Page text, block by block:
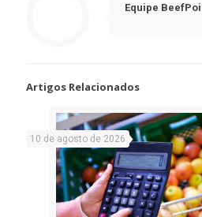
Equipe
Artigos Relacionados
10 de agosto de 2026